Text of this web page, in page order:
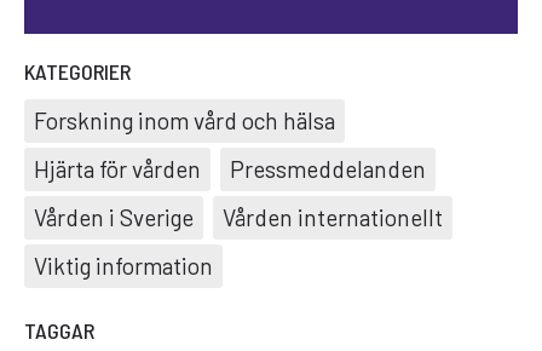
KATEGORIER
Forskning inom vård och hälsa
Hjärta för vården
Pressmeddelanden
Vården i Sverige
Vården internationellt
Viktig information
TAGGAR